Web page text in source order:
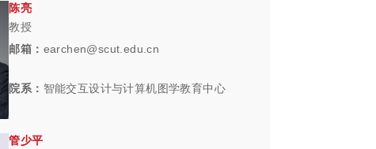
陈亮
教授
邮箱： earchen@scut.edu.cn
院系： 智能交互设计与计算机图学教育中心
管少平